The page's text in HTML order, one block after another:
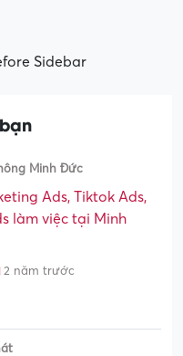
Sidebar
Minh Đức
Ads, Tiktok Ads,
làm việc tại Minh
2 năm trước